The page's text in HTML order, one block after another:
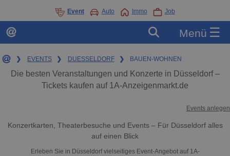
Event Auto Immo Job
Menü ☰
❯ EVENTS ❯ DUESSELDORF ❯ BAUEN-WOHNEN
Die besten Veranstaltungen und Konzerte in Düsseldorf –
Tickets kaufen auf 1A-Anzeigenmarkt.de
Events anlegen
Konzertkarten, Theaterbesuche und Events – Für Düsseldorf alles
auf einen Blick
Erleben Sie in Düsseldorf vielseitiges Event-Angebot auf 1A-